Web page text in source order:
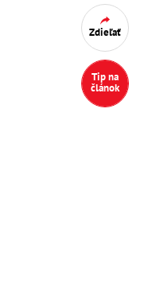
Zdieľať
Tip na
článok